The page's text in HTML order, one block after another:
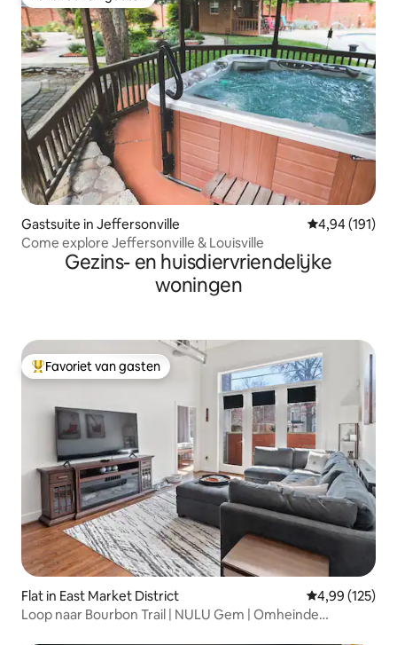
Gastsuite in Jeffersonville Gemiddelde
4,94 (191)
Come explore Jeffersonville & Louisville
Gezins- en huisdiervriendelijke
woningen
Topfavoriet van gasten
Favoriet van gasten
Flat in East Market District Gemiddelde
4,99 (125)
Loop naar Bourbon Trail | NULU Gem | Omheinde